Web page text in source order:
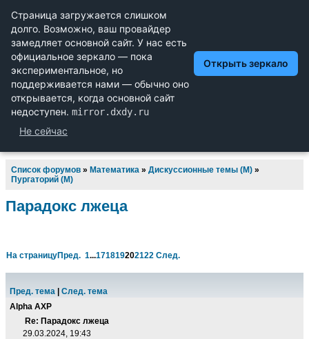
Научный форум dxdy
Математика, Физика, Computer Science, Machine Learning,
LaTeX, Механика и Техника, Химия,
Биология и Медицина, Экономика и Финансовая
Математика, Гуманитарные науки
Список форумов » Математика » Дискуссионные темы (М) »
Пургаторий (М)
Парадокс лжеца
На страницуПред. 1...171819202122 След.
Пред. тема
След. тема
Alpha AXP
Re: Парадокс лжеца
29.03.2024, 19:43